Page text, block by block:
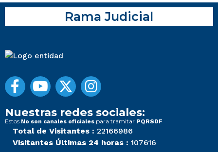
Rama Judicial
Nuestras redes sociales:
Estos No son canales oficiales para tramitar PQRSDF
Total de Visitantes : 22166986
Visitantes Últimas 24 horas : 107616